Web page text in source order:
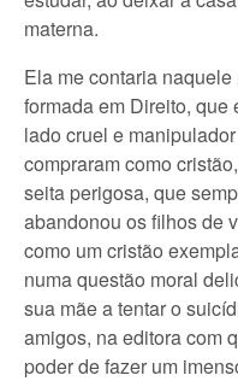
materna.
Ela me contaria
formada em Direito, que
lado cruel e
compraram como
seita perigosa, que
abandonou os filhos de
como um cristão
numa questão moral
sua mãe a tentar o
amigos, na editora com
poder de fazer um